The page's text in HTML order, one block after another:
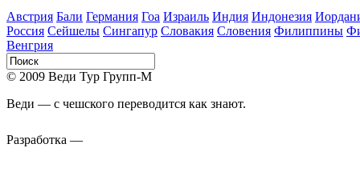
Австрия Бали Германия Гоа Израиль Индия Индонезия
Россия Сейшелы Сингапур Словакия Словения Филиппины
Венгрия
© 2009 Веди Тур Групп-М
Веди — с чешского переводится как знают.
Разработка —